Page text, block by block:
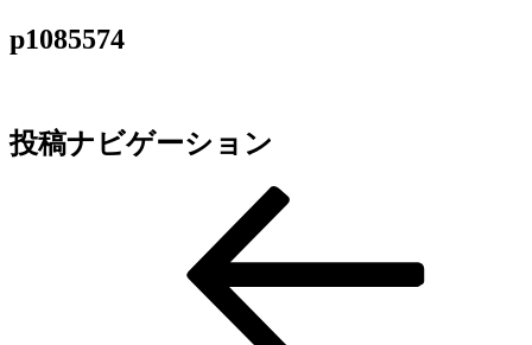
p1085574
投稿ナビゲーション